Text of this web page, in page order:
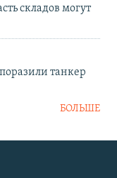
складов могут
танкер
БОЛЬШЕ